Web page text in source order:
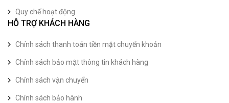
Quy chế hoạt động
HỖ TRỢ KHÁCH HÀNG
Chính sách thanh toán tiền mặt chuyển khoản
Chính sách bảo mật thông tin khách hàng
Chính sách vận chuyển
Chính sách bảo hành